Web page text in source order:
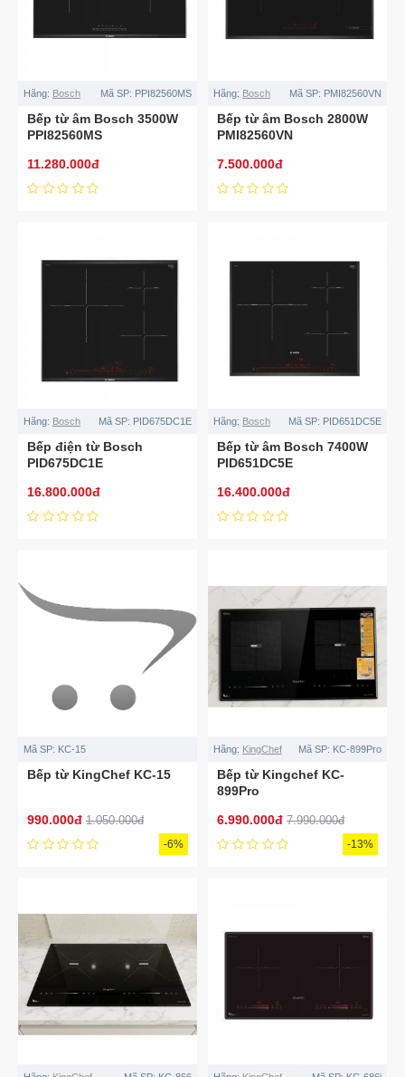
Hãng: Bosch Mã SP: PPI82560MS
Bếp từ âm Bosch 3500W
PPI82560MS
11.280.000đ
Hãng: Bosch Mã SP: PMI82560VN
Bếp từ âm Bosch 2800W
PMI82560VN
7.500.000đ
Hãng: Bosch Mã SP: PID675DC1E
Bếp điện từ Bosch
PID675DC1E
16.800.000đ
Hãng: Bosch Mã SP: PID651DC5E
Bếp từ âm Bosch 7400W
PID651DC5E
16.400.000đ
Mã SP: KC-15
Bếp từ KingChef KC-15
990.000đ 1.050.000đ
-6%
Hãng: KingChef Mã SP: KC-899Pro
Bếp từ Kingchef KC-
899Pro
6.990.000đ 7.990.000đ
-13%